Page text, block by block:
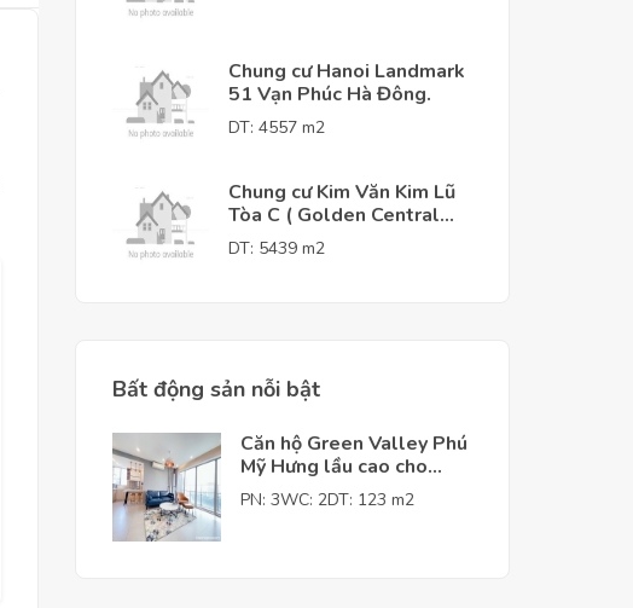
Chung cư Hanoi Landmark
51 Vạn Phúc Hà Đông.
DT: 4557 m2
Chung cư Kim Văn Kim Lũ
Tòa C ( Golden Central
Tower )
DT: 5439 m2
Bất động sản nỗi bật
Căn hộ Green Valley Phú
Mỹ Hưng lầu cao cho
thuê giá tốt
PN: 3WC: 2DT: 123 m2